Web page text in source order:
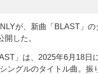
が、新曲「BLAST」の
開した。
」は、2025年6月18日
ングルのタイトル曲。振